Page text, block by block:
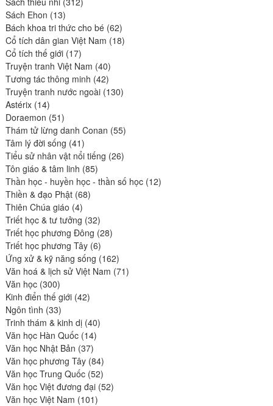
Sách Ehon 1313
produits
Bách khoa tri thức cho bé 6262
produits
Cổ tích dân gian Việt Nam 1818
Cổ tích thế giới 1717
produits
Truyện tranh Việt Nam 4040
produits
Tương tác thông minh 4242
produits
Truyện tranh nước ngoài 130130
Astérix 1414
produits
Doraemon 5151
produits
Thám tử lừng danh Conan 5555
Tâm lý đời sống 4141
produits
Tiểu sử nhân vật nổi tiếng 2626
Tôn giáo & tâm linh 8585
produits
Thần học - huyền học - thần số học 1212
Thiền & đạo Phật 6868
Thiên Chúa giáo 44
produits
Triết học & tư tưởng 3232
produits
Triết học phương Đông 2828
Triết học phương Tây 66
produits
Ứng xử & kỹ năng sống 162162
produits
Văn hoá & lịch sử Việt Nam 7171
Văn học 300300
produits
Kinh điển thế giới 4242
Ngôn tình 3333
produits
Trinh thám & kinh dị 4040
Văn học Hàn Quốc 1414
produits
Văn học Nhật Bản 3737
produits
Văn học phương Tây 8484
produits
Văn học Trung Quốc 5252
produits
Văn học Việt đương đại 5252
Văn học Việt Nam 101101